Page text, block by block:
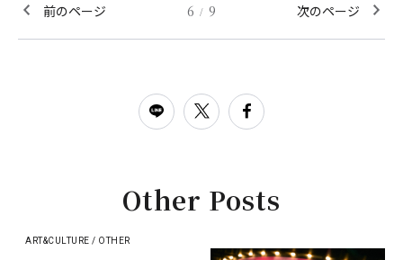
前のページ 6 / 9 次のページ
Other Posts
ART&CULTURE / OTHER